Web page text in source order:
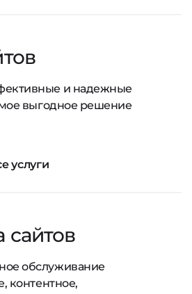
и надежные
выгодное решение
услуги
обслуживание
контентное,